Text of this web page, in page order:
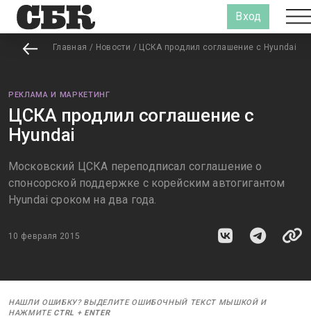
Вход
Главная / Новости / ЦСКА продлил соглашение с Hyundai
РЕКЛАМА И МАРКЕТИНГ
ЦСКА продлил соглашение с
Hyundai
Московский ЦСКА переподписал соглашение о
спонсорской поддержке с корейским автогигантом
Hyundai сроком на два года.
10 февраля 2015
НАШЛИ ОШИБКУ? ВЫДЕЛИТЕ ОШИБОЧНЫЙ ТЕКСТ МЫШКОЙ И
НАЖМИТЕ CTRL + ENTER